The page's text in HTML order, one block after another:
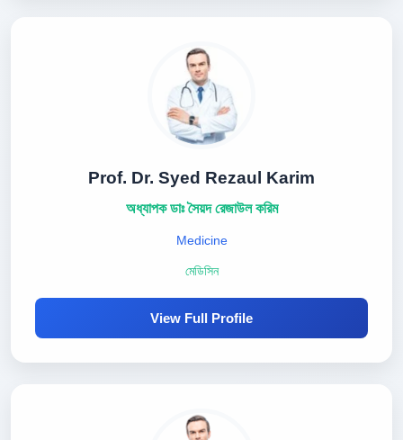
Prof. Dr. Syed Rezaul Karim
অধ্যাপক ডাঃ সৈয়দ রেজাউল করিম
Medicine
মেডিসিন
View Full Profile